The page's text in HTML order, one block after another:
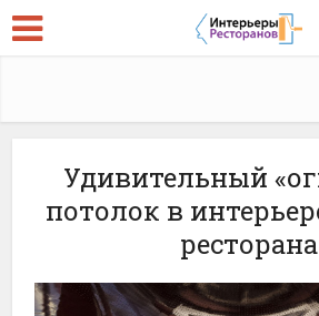
Удивительный
потолок в
ресторана